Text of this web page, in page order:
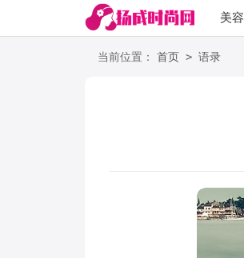
美容
阅读
当前位置： 首页 > 语录